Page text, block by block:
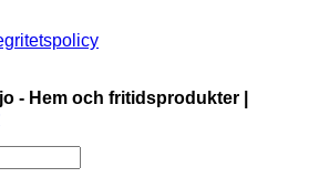
- Hem och fritidsprodukter |